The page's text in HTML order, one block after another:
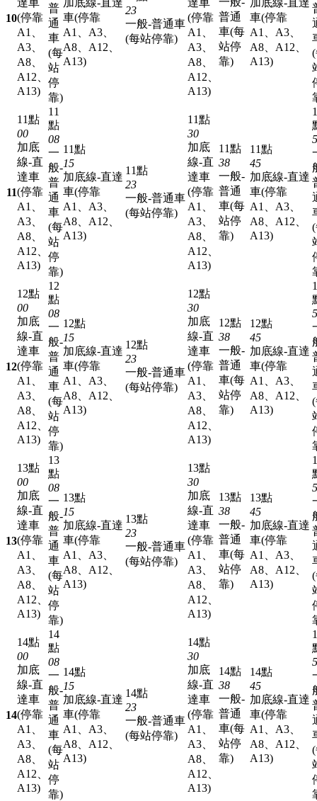
10(停靠
A1、
A3、
A8、
A12、
A13)
普
通
車
(每
站
停
靠)
車(停靠
A1、A3、
A8、A12、
A13)
23
一般-普通車
(每站停靠)
(停靠
A1、
A3、
A8、
A12、
A13)
普通
車(每
站停
靠)
車(停靠
A1、A3、
A8、A12、
A13)
11
11點
00
加底
線-直
達車
(停靠
A1、
A3、
A8、
A12、
A13)
11
點
08
一
般-
普
通
車
(每
站
停
靠)
11點
15
加底線-直達
車(停靠
A1、A3、
A8、A12、
A13)
11點
23
一般-普通車
(每站停靠)
11點
30
加底
線-直
達車
(停靠
A1、
A3、
A8、
A12、
A13)
11點
38
一般-
普通
車(每
站停
靠)
11點
45
加底線-直達
車(停靠
A1、A3、
A8、A12、
A13)
12
12點
00
加底
線-直
達車
(停靠
A1、
A3、
A8、
A12、
A13)
12
點
08
一
般-
普
通
車
(每
站
停
靠)
12點
15
加底線-直達
車(停靠
A1、A3、
A8、A12、
A13)
12點
23
一般-普通車
(每站停靠)
12點
30
加底
線-直
達車
(停靠
A1、
A3、
A8、
A12、
A13)
12點
38
一般-
普通
車(每
站停
靠)
12點
45
加底線-直達
車(停靠
A1、A3、
A8、A12、
A13)
13
13點
00
加底
線-直
達車
(停靠
A1、
A3、
A8、
A12、
A13)
13
點
08
一
般-
普
通
車
(每
站
停
靠)
13點
15
加底線-直達
車(停靠
A1、A3、
A8、A12、
A13)
13點
23
一般-普通車
(每站停靠)
13點
30
加底
線-直
達車
(停靠
A1、
A3、
A8、
A12、
A13)
13點
38
一般-
普通
車(每
站停
靠)
13點
45
加底線-直達
車(停靠
A1、A3、
A8、A12、
A13)
14
14點
00
加底
線-直
達車
(停靠
A1、
A3、
A8、
A12、
A13)
14
點
08
一
般-
普
通
車
(每
站
停
靠)
14點
15
加底線-直達
車(停靠
A1、A3、
A8、A12、
A13)
14點
23
一般-普通車
(每站停靠)
14點
30
加底
線-直
達車
(停靠
A1、
A3、
A8、
A12、
A13)
14點
38
一般-
普通
車(每
站停
靠)
14點
45
加底線-直達
車(停靠
A1、A3、
A8、A12、
A13)